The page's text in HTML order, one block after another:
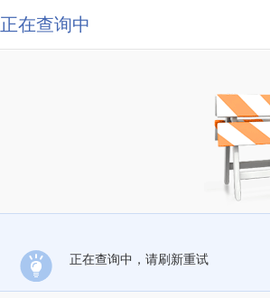
正在查询中
正在查询中，请刷新重试